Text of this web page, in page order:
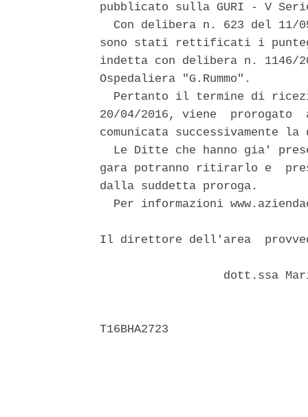
pubblicato sulla GURI - V
Con delibera n. 623 del 11/
sono stati rettificati i
indetta con delibera n.
Ospedaliera "G.Rummo".
Pertanto il termine di
20/04/2016, viene
comunicata successivamente
Le Ditte che hanno gia'
gara potranno ritirarlo e
dalla suddetta proroga.
Per informazioni
Il direttore dell'area
dott.ssa